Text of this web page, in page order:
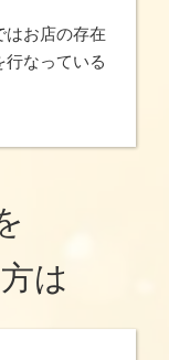
はお店の存在
行なっている
は